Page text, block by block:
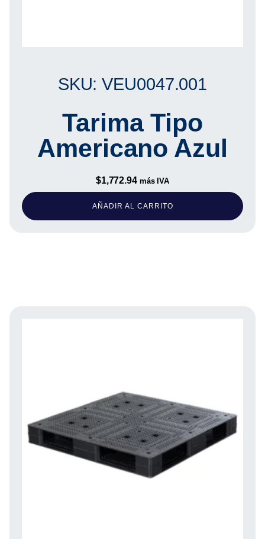
SKU: VEU0047.001
Tarima Tipo
Americano Azul
$1,772.94 más IVA
AÑADIR AL CARRITO